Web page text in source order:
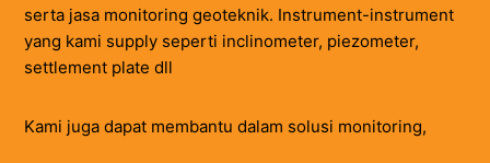
serta jasa monitoring geoteknik. Instrument-instrument
yang kami supply seperti inclinometer, piezometer,
settlement plate dll
Kami juga dapat membantu dalam solusi monitoring,